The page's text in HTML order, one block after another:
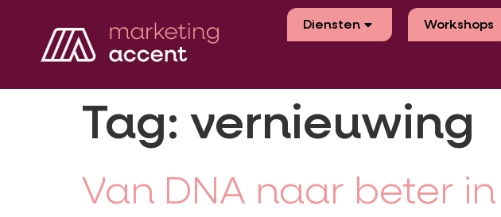
Diensten Workshops
Tag: vernieuwing
Van DNA naar beter